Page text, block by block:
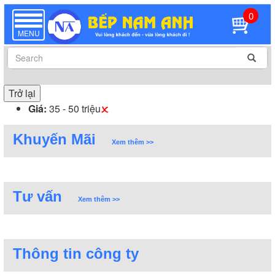
TOGGLE
NAVIGATION
MENU
0
Trở lại
Giá: 35 - 50 triệu
Khuyến Mãi Xem thêm >>
Tư vấn Xem thêm >>
Thông tin công ty